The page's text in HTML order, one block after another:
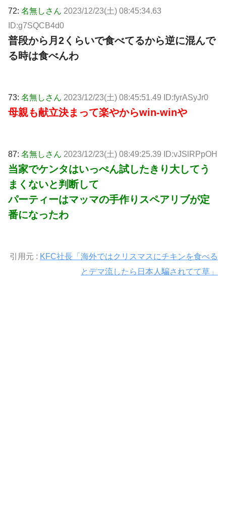
72: 名無しさん 2023/12/23(土) 08:45:34.63
ID:g7SQCB4d0
普段から月2くらいで食べてるから逆に混んで
る時は食べんわ
73: 名無しさん 2023/12/23(土) 08:45:51.49 ID:fyrASyJr0
母親も献立決まって楽やからwin-winや
87: 名無しさん 2023/12/23(土) 08:49:25.39 ID:vJSlRPpOH
当家でケンタはいっぺん試したきり大してう
まくないと判断して
パーティーはマッマの手作りスペアリブが定
番になったわ
引用元 : KFC社長「海外ではクリスマスにチキンを食べる
とデマ流したら日本人騙されてて草」